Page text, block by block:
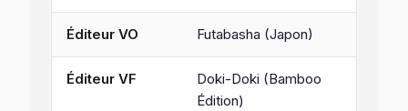
Éditeur VO Futabasha (Japon)
Éditeur VF
Doki-Doki (Bamboo
Édition)